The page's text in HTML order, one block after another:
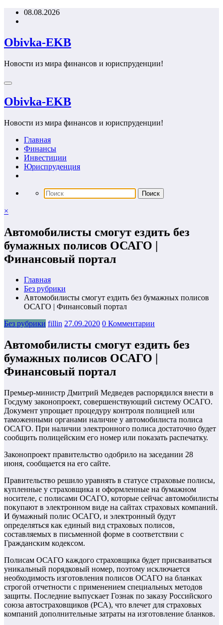
Перейти08.08.2026
Obivka-EKB
Новости из мира финансов и юриспруденции!
Obivka-EKB
Новости из мира финансов и юриспруденции!
Главная
Финансы
Инвестиции
Юриспруденция
×
Автомобилисты смогут ездить без
бумажных полисов ОСАГО |
Финансовый портал
Главная
Без рубрики
Автомобилисты смогут ездить без бумажных полисов
ОСАГО | Финансовый портал
Без рубрики fillin 27.09.2020 0 Комментарии
Автомобилисты смогут ездить без
бумажных полисов ОСАГО |
Финансовый портал
Премьер-министр Дмитрий Медведев распорядился внести в
Госдуму законопроект, совершенствующий систему ОСАГО.
Документ упрощает процедуру контроля полицией или
таможенными органами наличие у автомобилиста полиса
ОСАГО. При наличии электронного полиса достаточно будет
сообщить полицейским его номер или показать распечатку.
Законопроект правительство одобрило на заседании 28
июня, сообщается на его сайте.
Правительство решило уравнять в статусе страховые полисы,
купленные у страховщика и оформленные на бумажном
носителе, с полисами ОСАГО, которые сейчас автомобилисты
покупают в электронном виде на сайтах страховых компаний.
И бумажный полис ОСАГО, и электронный будут
определяться как единый вид страховых полисов,
составляемых в письменной форме в соответствии с
Гражданским кодексом.
Полисам ОСАГО каждого страховщика будет присваиваться
уникальный порядковый номер, поэтому исключается
необходимость изготовления полисов ОСАГО на бланках
строгой отчетности с применением специальных методов
защиты. Последние выпускает Гознак по заказу Российского
союза автостраховщиков (РСА), что влечет для страховых
компаний дополнительные затраты на изготовление бланков.